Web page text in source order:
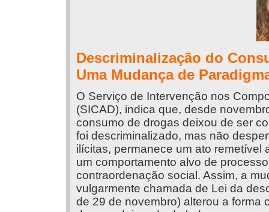
Descriminalização do
Uma Mudança de
O Serviço de Intervenção nos
(SICAD), indica que, desde
consumo de drogas deixou de ser
foi descriminalizado, mas não
ilícitas, permanece um ato remetível
um comportamento alvo de
contraordenação social. Assim, a
vulgarmente chamada de Lei da
de 29 de novembro) alterou a forma